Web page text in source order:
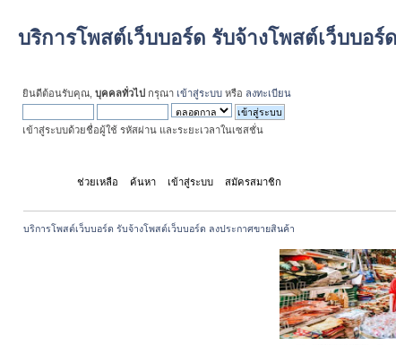
บริการโพสต์เว็บบอร์ด รับจ้างโพสต์เว็บบอ
ยินดีต้อนรับคุณ, บุคคลทั่วไป กรุณา เข้าสู่ระบบ หรือ ลงทะเบียน
เข้าสู่ระบบด้วยชื่อผู้ใช้ รหัสผ่าน และระยะเวลาในเซสชั่น
ช่วยเหลือ ค้นหา เข้าสู่ระบบ สมัครสมาชิก
บริการโพสต์เว็บบอร์ด รับจ้างโพสต์เว็บบอร์ด ลงประกาศขายสินค้า